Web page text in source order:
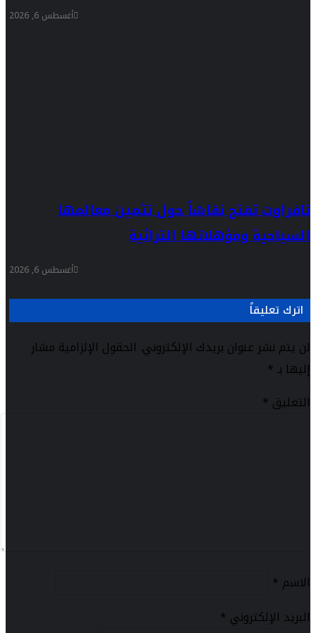
أغسطس 6, 2026
تافراوت تفتح نقاشاً حول تثمين معالمها
السياحية ومؤهلاتها التراثية
أغسطس 6, 2026
اترك تعليقاً
لن يتم نشر عنوان بريدك الإلكتروني. الحقول الإلزامية مشار
إليها بـ*
التعليق *
الاسم *
البريد الإلكتروني *